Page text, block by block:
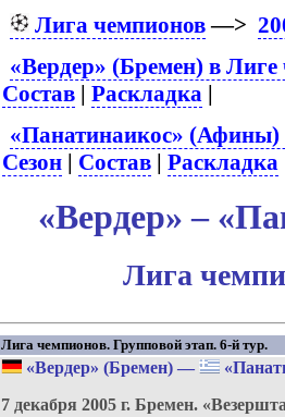
Лига чемпионов—>
«Вердер» (Бремен) в Лиге
Состав |Раскладка |
«Панатинаикос» (Афины)
Сезон | Состав |Раскладка
«Вердер» –
Лига
Лига чемпионов. Групповой этап. 6-й тур.
«Вердер» (Бремен)—
7 декабря 2005 г. Бремен.